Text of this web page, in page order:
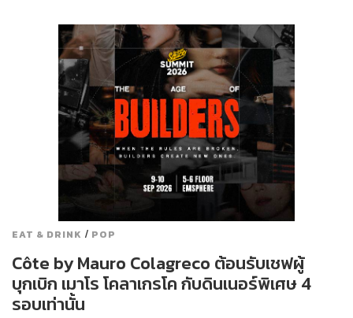
EAT & DRINK / POP
Côte by Mauro Colagreco ต้อนรับเชฟผู้
บุกเบิก เมาโร โคลาเกรโค กับดินเนอร์พิเศษ 4
รอบเท่านั้น